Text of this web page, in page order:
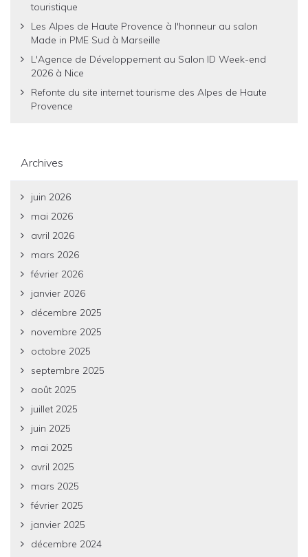
touristique
Les Alpes de Haute Provence à l'honneur au salon
Made in PME Sud à Marseille
L'Agence de Développement au Salon ID Week-end
2026 à Nice
Refonte du site internet tourisme des Alpes de Haute
Provence
Archives
juin 2026
mai 2026
avril 2026
mars 2026
février 2026
janvier 2026
décembre 2025
novembre 2025
octobre 2025
septembre 2025
août 2025
juillet 2025
juin 2025
mai 2025
avril 2025
mars 2025
février 2025
janvier 2025
décembre 2024